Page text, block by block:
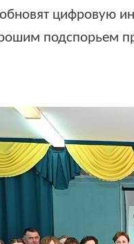
цифровую
подспорьем